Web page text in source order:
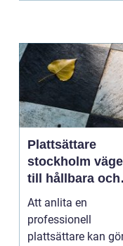
Plattsättare
stockholm vägen
till hållbara och
vackra ytor
hemma
Att anlita en
professionell
plattsättare kan